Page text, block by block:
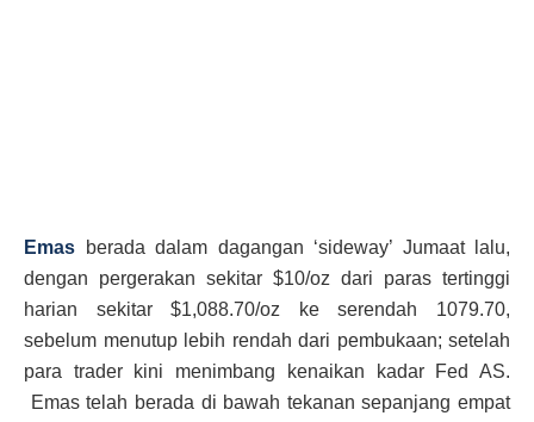
Emas berada dalam dagangan ‘sideway’ Jumaat lalu,
dengan pergerakan sekitar $10/oz dari paras tertinggi
harian sekitar $1,088.70/oz ke serendah 1079.70,
sebelum menutup lebih rendah dari pembukaan; setelah
para trader kini menimbang kenaikan kadar Fed AS.
Emas telah berada di bawah tekanan sepanjang empat